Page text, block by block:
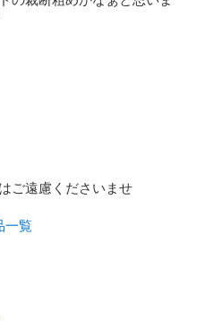
一覧